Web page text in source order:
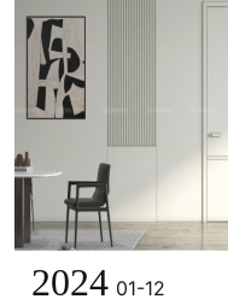
2024 01-12